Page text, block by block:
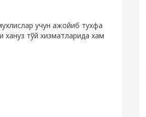
учун ажойиб тухфа
хануз тўй хизматларида хам